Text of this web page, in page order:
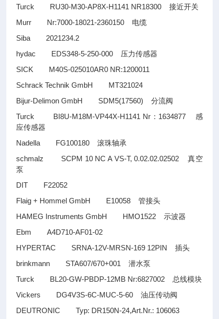
Turck RU30-M30-AP8X-H1141 NR18300接近开关
Murr Nr:7000-18021-2360150 电缆
Siba 2021234.2
hydac EDS348-5-250-000 压力传感器
SICK M40S-025010AR0 NR:1200011
Schrack Technik GmbH MT321024
Bijur-Delimon GmbH SDM5(17560)分流阀
Turck BI8U-M18M-VP44X-H1141 Nr： 1634877 感
应传感器
Nadella FG100180滚珠轴承
schmalz SCPM 10 NC A VS-T, 0.02.02.02502真空
泵
DIT F22052
Flaig + Hommel GmbH E10058管接头
HAMEG Instruments GmbH HMO1522 示波器
Ebm A4D710-AF01-02
HYPERTAC SRNA-12V-MRSN-169 12PIN插头
brinkmann STA607/670+001潜水泵
Turck BL20-GW-PBDP-12MB Nr:6827002 总线模块
Vickers DG4V3S-6C-MUC-5-60油压传动阀
DEUTRONIC Typ: DR150N-24,Art.Nr.: 106063